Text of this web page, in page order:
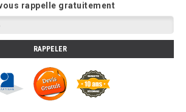
rappelle gratuitement